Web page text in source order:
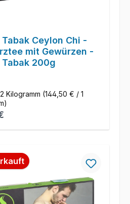
Tabak Ceylon Chi -
mit Gewürzen -
Tabak 200g
Kilogramm (144,50 € / 1
Preis: